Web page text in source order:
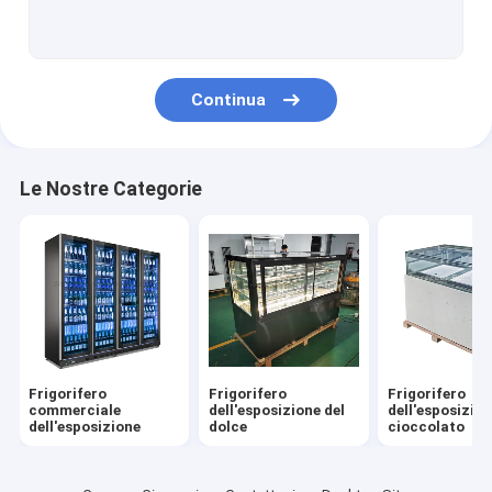
Tabella refrigerata della preparazione della pizza
Continua
Le Nostre Categorie
Frigorifero
commerciale
dell'esposizione
Frigorifero
dell'esposizione del
dolce
Frigorifero
cioccolato